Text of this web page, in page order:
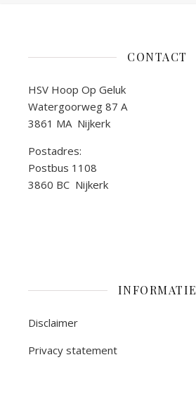
CONTACT
HSV Hoop Op Geluk
Watergoorweg 87 A
3861 MA Nijkerk
Postadres:
Postbus 1108
3860 BC Nijkerk
INFORMATIE
Disclaimer
Privacy statement